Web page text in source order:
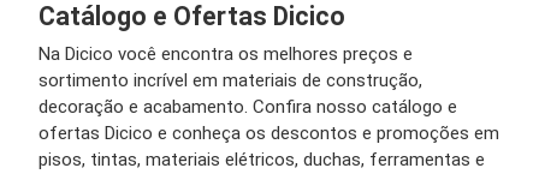
Catálogo e Ofertas Dicico
Na Dicico você encontra os melhores preços e
sortimento incrível em materiais de construção,
decoração e acabamento. Confira nosso catálogo e
ofertas Dicico e conheça os descontos e promoções em
pisos, tintas, materiais elétricos, duchas, ferramentas e